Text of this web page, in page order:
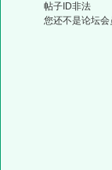
帖子ID非法
您还不是论坛